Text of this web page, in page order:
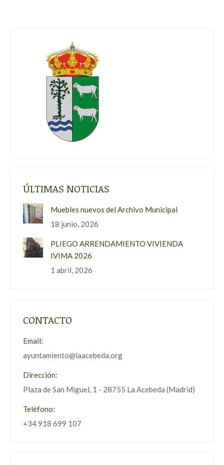
ÚLTIMAS NOTICIAS
Muebles nuevos del Archivo Municipal
18 junio, 2026
PLIEGO ARRENDAMIENTO VIVIENDA
IVIMA 2026
1 abril, 2026
CONTACTO
Email:
ayuntamiento@laacebeda.org
Dirección:
Plaza de San Miguel, 1 - 28755 La Acebeda (Madrid)
Teléfono:
+34 918 699 107